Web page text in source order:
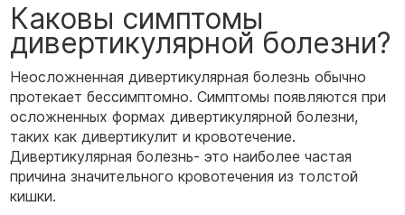
Каковы симптомы
дивертикулярной болезни?
Неосложненная дивертикулярная болезнь обычно
протекает бессимптомно. Симптомы появляются при
осложненных формах дивертикулярной болезни,
таких как дивертикулит и кровотечение.
Дивертикулярная болезнь- это наиболее частая
причина значительного кровотечения из толстой
кишки.